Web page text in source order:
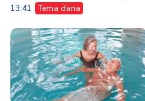
13:41 Tema dana